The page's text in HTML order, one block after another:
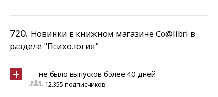
720. Новинки в книжном магазине Co@libri в
разделе "Психология"
– не было выпусков более 40 дней
12.355 подписчиков